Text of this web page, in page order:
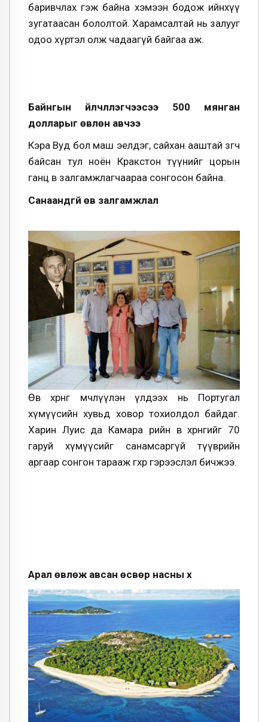
баривчлах гэж байна хэмээн бодож ийнхүү
зугатаасан бололтой. Харамсалтай нь залууг
одоо хүртэл олж чадаагүй байгаа аж.
Байнгын үйлчлүүлэгчээсээ 500 мянган
долларыг өвлөн авчээ
Кэра Вуд бол маш эелдэг, сайхан ааштай зөөгч
байсан тул ноён Кракстон түүнийг цорын
ганц өв залгамжлагчаараа сонгосон байна.
Санаандгүй өв залгамжлал
Өв хөрөнгөө өмчлүүлэн үлдээх нь Португал
хүмүүсийн хувьд ховор тохиолдол байдаг.
Харин Луис да Камара өөрийн өв хөрөнгийг 70
гаруй хүмүүсийг санамсаргүй түүврийн
аргаар сонгон тарааж өгөхөөр гэрээслэл бичжээ.
Арал өвлөж авсан өсвөр насны хүү